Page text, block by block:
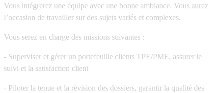
Vous intégrerez une équipe avec une bonne ambiance. Vous aurez
l’occasion de travailler sur des sujets variés et complexes.
Vous serez en charge des missions suivantes :
- Superviser et gérer un portefeuille clients TPE/PME, assurer le
suivi et la satisfaction client
- Piloter la tenue et la révision des dossiers, garantir la qualité des